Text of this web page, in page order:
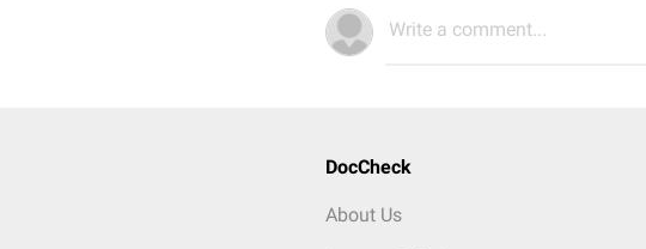
Write a comment...
DocCheck
About Us